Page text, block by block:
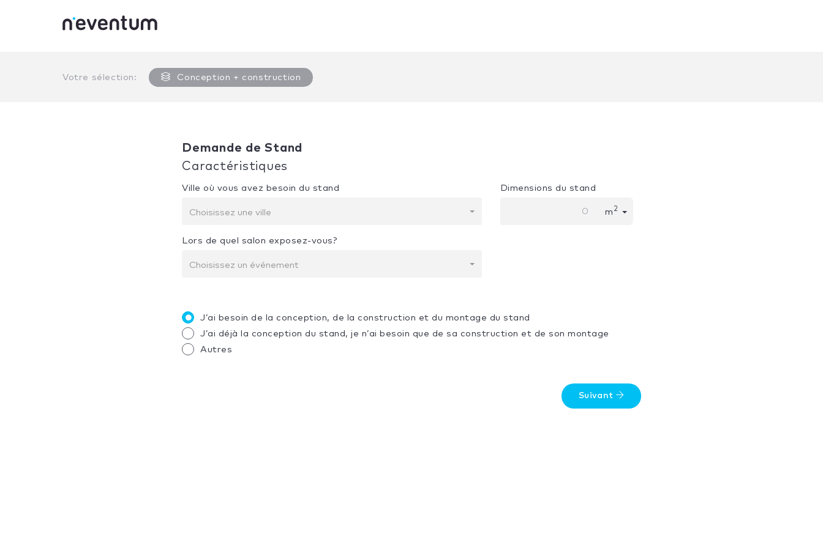
Votre sélection: Conception + construction
Demande de Stand
Caractéristiques
Ville où vous avez besoin du stand
Choisissez une ville
Lors de quel salon exposez-vous?
Choisissez un événement
Dimensions du stand
m 2
J’ai besoin de la conception, de la construction et du montage du stand
J’ai déjà la conception du stand, je n’ai besoin que de sa construction et de son montage
Autres
Suivant